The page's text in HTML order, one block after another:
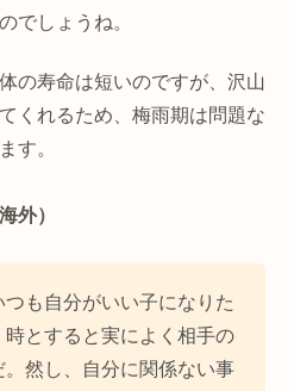
でしょうね。
の寿命は短いのですが、沢山
くれるため、梅雨期は問題な
す。
外）
も自分がいい子になりた
とすると実によく相手の
然し、自分に関係ない事